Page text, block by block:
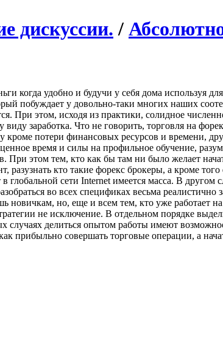
дискуссии. /
когда удобно и будучи у себя дома используя
побуждает у довольно-таки многих наших
При этом, исходя из практики, солидное
заработка. Что не говорить, торговля на
потери финансовых ресурсов и времени,
время и силы на профильное обучение,
При этом тем, кто как бы там ни было желает
разузнать кто такие форекс брокеры, а кроме
глобальной сети Internet имеется масса. В другом
во всех спецификах весьма реалистично
новичкам, но, еще и всем тем, кто уже работает
не исключение. В отдельном порядке
случаях делиться опытом работы имеют
прибыльно совершать торговые операции, а